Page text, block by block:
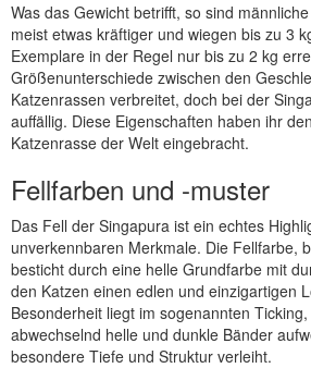
Was das Gewicht betrifft, so sind
meist etwas kräftiger und wiegen bis zu 3
Exemplare in der Regel nur bis zu 2 kg
Größenunterschiede zwischen den
Katzenrassen verbreitet, doch bei der
auffällig. Diese Eigenschaften haben ihr
Katzenrasse der Welt eingebracht.
Fellfarben und -muster
Das Fell der Singapura ist ein echtes
unverkennbaren Merkmale. Die Fellfarbe,
besticht durch eine helle Grundfarbe mit
den Katzen einen edlen und einzigartigen
Besonderheit liegt im sogenannten
abwechselnd helle und dunkle Bänder
besondere Tiefe und Struktur verleiht.